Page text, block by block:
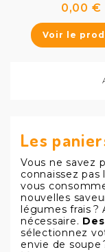
0,00 €
Voir le
Les
Vous ne savez
connaissez pas
vous
nouvelles
légumes frais ?
nécessaire. Des
sélectionnez
envie de soupe